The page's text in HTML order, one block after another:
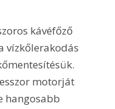
kávéfőző
vízkőlerakodás
motorját
hangosabb